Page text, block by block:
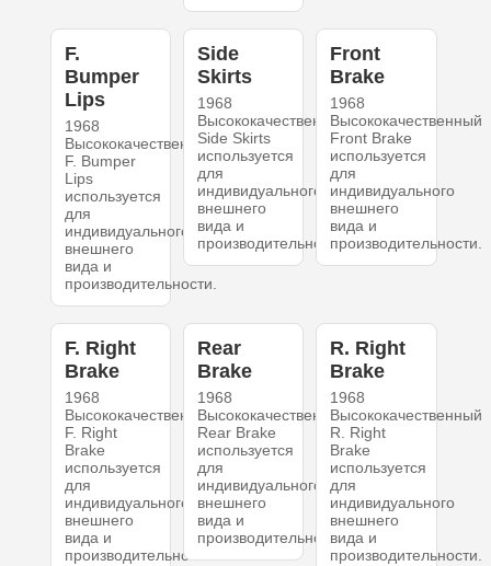
F.
Bumper
Lips
1968
Высококачественный
F. Bumper
Lips
используется
для
индивидуального
внешнего
вида и
производительности.
Side
Skirts
1968
Высококачественный
Side Skirts
используется
для
индивидуального
внешнего
вида и
производительности.
Front
Brake
1968
Высококачественный
Front Brake
используется
для
индивидуального
внешнего
вида и
производительности.
F. Right
Brake
1968
Высококачественный
F. Right
Brake
используется
для
индивидуального
внешнего
вида и
производительности.
Rear
Brake
1968
Высококачественный
Rear Brake
используется
для
индивидуального
внешнего
вида и
производительности.
R. Right
Brake
1968
Высококачественный
R. Right
Brake
используется
для
индивидуального
внешнего
вида и
производительности.